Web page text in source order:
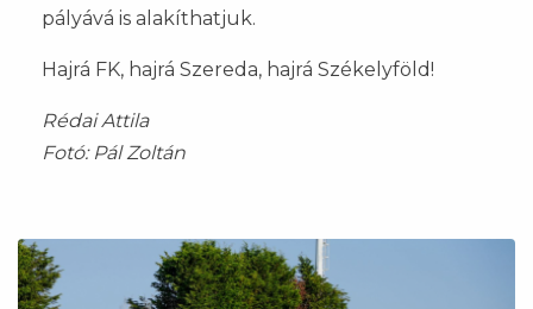
pályává is alakíthatjuk.
Hajrá FK, hajrá Szereda, hajrá Székelyföld!
Rédai Attila
Fotó: Pál Zoltán